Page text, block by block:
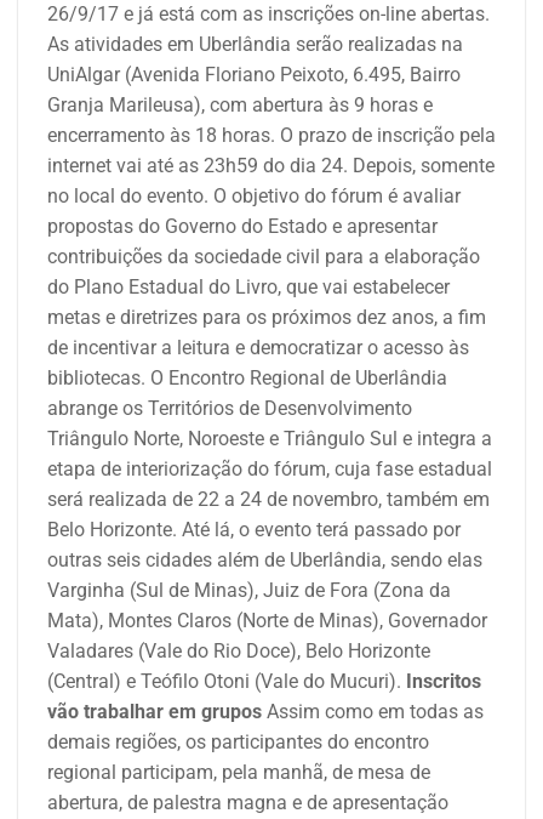
26/9/17 e já está com as inscrições on-line abertas.
As atividades em Uberlândia serão realizadas na
UniAlgar (Avenida Floriano Peixoto, 6.495, Bairro
Granja Marileusa), com abertura às 9 horas e
encerramento às 18 horas. O prazo de inscrição pela
internet vai até as 23h59 do dia 24. Depois, somente
no local do evento. O objetivo do fórum é avaliar
propostas do Governo do Estado e apresentar
contribuições da sociedade civil para a elaboração
do Plano Estadual do Livro, que vai estabelecer
metas e diretrizes para os próximos dez anos, a fim
de incentivar a leitura e democratizar o acesso às
bibliotecas. O Encontro Regional de Uberlândia
abrange os Territórios de Desenvolvimento
Triângulo Norte, Noroeste e Triângulo Sul e integra a
etapa de interiorização do fórum, cuja fase estadual
será realizada de 22 a 24 de novembro, também em
Belo Horizonte. Até lá, o evento terá passado por
outras seis cidades além de Uberlândia, sendo elas
Varginha (Sul de Minas), Juiz de Fora (Zona da
Mata), Montes Claros (Norte de Minas), Governador
Valadares (Vale do Rio Doce), Belo Horizonte
(Central) e Teófilo Otoni (Vale do Mucuri). Inscritos
vão trabalhar em grupos Assim como em todas as
demais regiões, os participantes do encontro
regional participam, pela manhã, de mesa de
abertura, de palestra magna e de apresentação